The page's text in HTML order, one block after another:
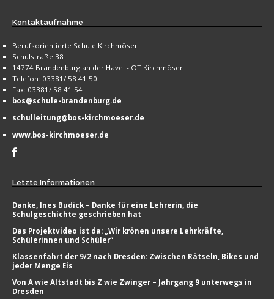
Kontaktaufnahme
Berufsorientierte Schule Kirchmöser
Schulstraße 38
14774 Brandenburg an der Havel - OT Kirchmöser
Telefon: 03381/ 58 41 50
Fax: 03381/ 58 41 54
bos@schule-brandenburg.de
schulleitung@bos-kirchmoeser.de
www.bos-kirchmoeser.de
Letzte Informationen
Danke, Ines Budick – Danke für eine Lehrerin, die
Schulgeschichte geschrieben hat
Das Projektvideo ist da: „Wir krönen unsere Lehrkräfte,
Schülerinnen und Schüler“
Klassenfahrt der 9/2 nach Dresden: Zwischen Rätseln, Bikes und
jeder Menge Eis
Von A wie Altstadt bis Z wie Zwinger – Jahrgang 9 unterwegs in
Dresden